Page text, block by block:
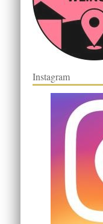
Instagram